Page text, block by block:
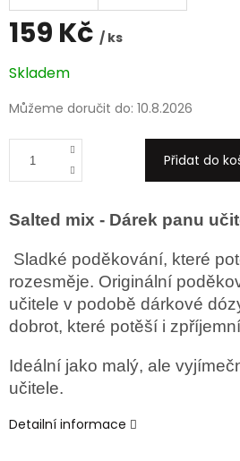
159 Kč / ks
Měrná
cena:
Skladem
Můžeme doručit do: 10.8.2026
Přidat do
Salted mix - Dárek panu
Sladké poděkování, které
rozesměje. Originální
učitele v podobě dárkové
dobrot, které potěší i
Ideální jako malý, ale
učitele.
Detailní informace